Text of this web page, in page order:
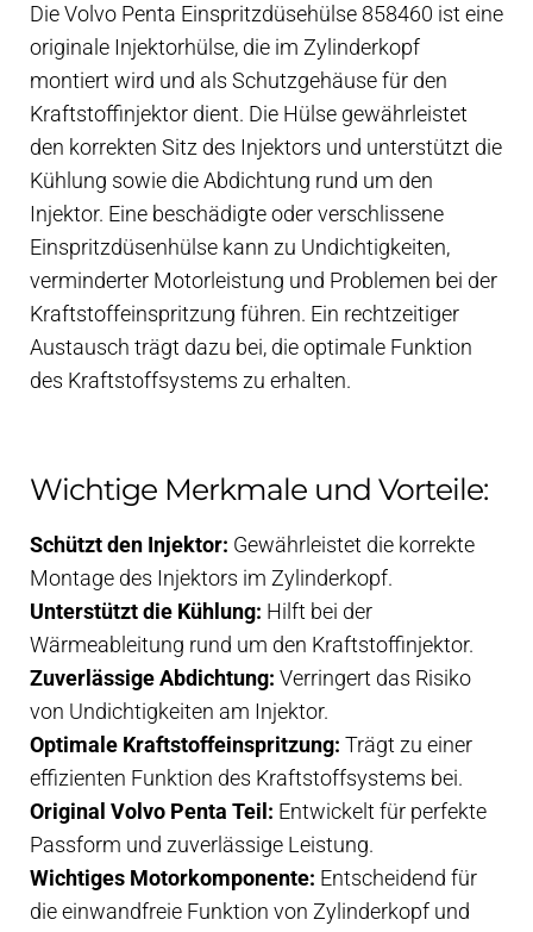
Die Volvo Penta Einspritzdüsehülse 858460 ist eine
originale Injektorhülse, die im Zylinderkopf
montiert wird und als Schutzgehäuse für den
Kraftstoffinjektor dient. Die Hülse gewährleistet
den korrekten Sitz des Injektors und unterstützt die
Kühlung sowie die Abdichtung rund um den
Injektor. Eine beschädigte oder verschlissene
Einspritzdüsenhülse kann zu Undichtigkeiten,
verminderter Motorleistung und Problemen bei der
Kraftstoffeinspritzung führen. Ein rechtzeitiger
Austausch trägt dazu bei, die optimale Funktion
des Kraftstoffsystems zu erhalten.
Wichtige Merkmale und Vorteile:
Schützt den Injektor: Gewährleistet die korrekte
Montage des Injektors im Zylinderkopf.
Unterstützt die Kühlung: Hilft bei der
Wärmeableitung rund um den Kraftstoffinjektor.
Zuverlässige Abdichtung: Verringert das Risiko
von Undichtigkeiten am Injektor.
Optimale Kraftstoffeinspritzung: Trägt zu einer
effizienten Funktion des Kraftstoffsystems bei.
Original Volvo Penta Teil: Entwickelt für perfekte
Passform und zuverlässige Leistung.
Wichtiges Motorkomponente: Entscheidend für
die einwandfreie Funktion von Zylinderkopf und